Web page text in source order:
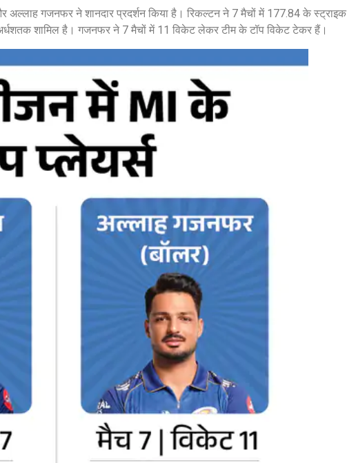
गजनफर ने शानदार प्रदर्शन किया है। रिकल्टन ने 7 मैचों में 177.84 के स्ट्राइक
शामिल है। गजनफर ने 7 मैचों में 11 विकेट लेकर टीम के टॉप विकेट टेकर हैं।
Jansarokar Bharat